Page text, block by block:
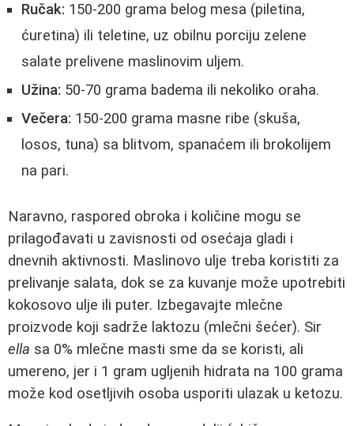
Ručak: 150-200 grama belog mesa (piletina,
ćuretina) ili teletine, uz obilnu porciju zelene
salate prelivene maslinovim uljem.
Užina: 50-70 grama badema ili nekoliko oraha.
Večera: 150-200 grama masne ribe (skuša,
losos, tuna) sa blitvom, spanaćem ili brokolijem
na pari.
Naravno, raspored obroka i količine mogu se
prilagođavati u zavisnosti od osećaja gladi i
dnevnih aktivnosti. Maslinovo ulje treba koristiti za
prelivanje salata, dok se za kuvanje može upotrebiti
kokosovo ulje ili puter. Izbegavajte mlečne
proizvode koji sadrže laktozu (mlečni šećer). Sir
ella sa 0% mlečne masti sme da se koristi, ali
umereno, jer i 1 gram ugljenih hidrata na 100 grama
može kod osetljivih osoba usporiti ulazak u ketozu.